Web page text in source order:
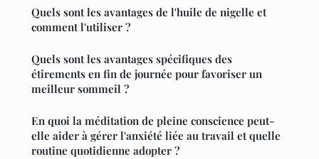
Quels sont les avantages de l'huile de nigelle et
comment l'utiliser ?
Quels sont les avantages spécifiques des
étirements en fin de journée pour favoriser un
meilleur sommeil ?
En quoi la méditation de pleine conscience peut-
elle aider à gérer l'anxiété liée au travail et quelle
routine quotidienne adopter ?